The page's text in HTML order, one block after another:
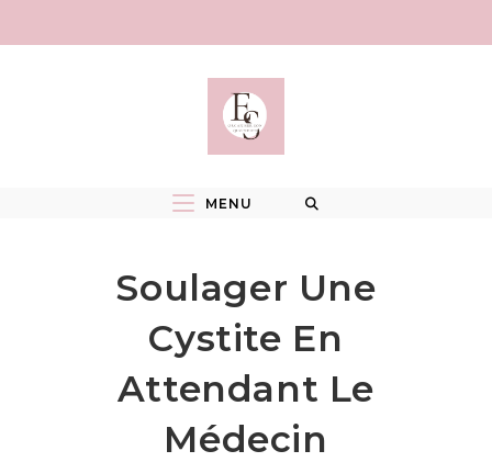
MENU
Soulager Une
Cystite En
Attendant Le
Médecin